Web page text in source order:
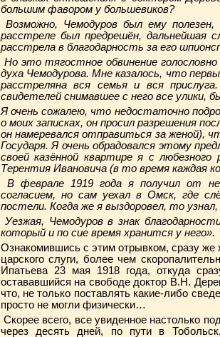
большим фавором у большевиков?
Возможно, Чемодуров был ему полезен,
расстреле был предрешён,
расстрела в благодарность за его
Но это тягостное обвинение
духа Чемодурова. Мне казалось, что
расстреляна вся семья и вся
свидетелей снимавшее с него все улики,
Я очень сожалею, что недостаточно
о моих записках, он просил разрешения
он намеревался отправиться за женой),
Государя. Я очень обрадовался этому
своей казённой квартире я с
Терентия Ивановича (в то время каждая
В феврале 1919 года я получил от
согласием, но сам уехал в Омск, где
постели. Когда же я выздоровел, то
Уезжая, Чемодуров в знак
который и по сие время хранится у него».
Ознакомившись с этим отрывком, сразу
царского слуги, более чем
Ипатьева 23 мая 1918 года, откуда
остававшийся на свободе доктор В.Н.
что, не только поставлять какие-либо
просто не могли физически…
Скорее всего, все увиденное настолько
через десять дней, по пути в